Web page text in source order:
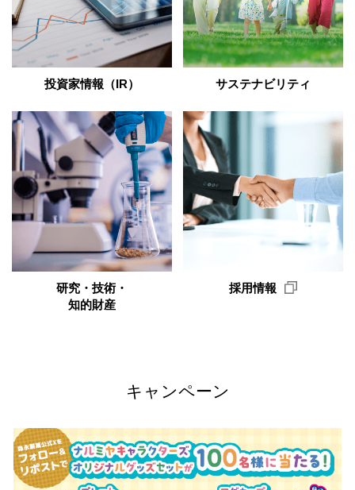
投資家情報（IR） サステナビリティ
研究・技術・
知的財産
採用情報
キャンペーン